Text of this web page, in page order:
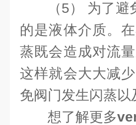
（5） 为了
的是液体介质。
蒸既会造成对流
这样就会大大减
免阀门发生闪蒸以
想了解更多